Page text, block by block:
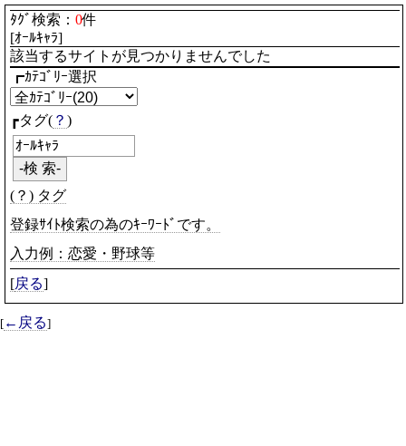
ﾀｸﾞ検索： 0件
[ｵｰﾙｷｬﾗ]
該当するサイトが見つかりませんでした
┏ｶﾃｺﾞﾘｰ選択
┏タグ( ？ )
(？) タグ
登録ｻｲﾄ検索の為のｷｰﾜｰﾄﾞです。
入力例：恋愛・野球等
[戻る]
[ ←戻る]